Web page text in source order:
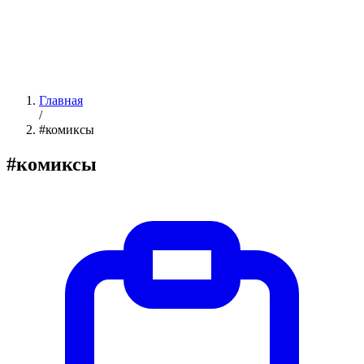
Главная
/
#комиксы
#комиксы